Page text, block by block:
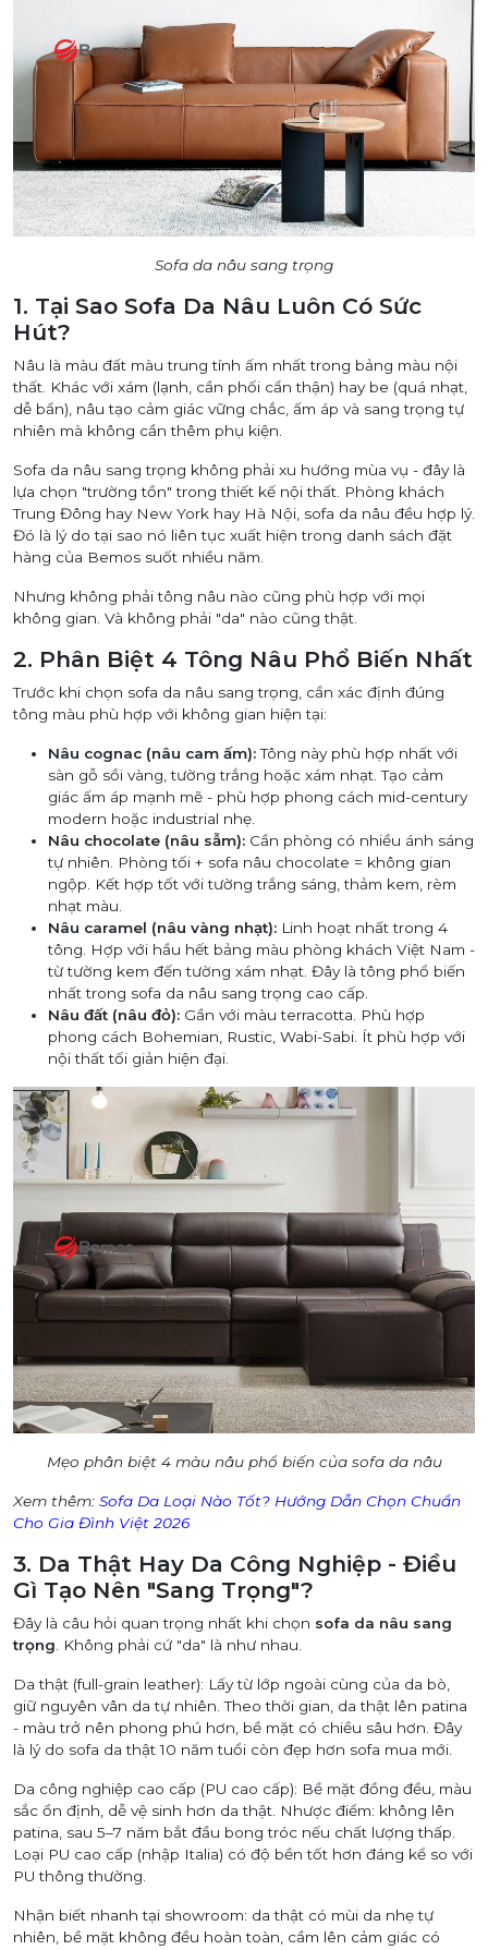
Sofa da nâu sang trọng
1. Tại Sao Sofa Da Nâu Luôn Có Sức
Hút?
Nâu là màu đất màu trung tính ấm nhất trong bảng màu nội
thất. Khác với xám (lạnh, cần phối cẩn thận) hay be (quá nhạt,
dễ bẩn), nâu tạo cảm giác vững chắc, ấm áp và sang trọng tự
nhiên mà không cần thêm phụ kiện.
Sofa da nâu sang trọng không phải xu hướng mùa vụ - đây là
lựa chọn "trường tồn" trong thiết kế nội thất. Phòng khách
Trung Đông hay New York hay Hà Nội, sofa da nâu đều hợp lý.
Đó là lý do tại sao nó liên tục xuất hiện trong danh sách đặt
hàng của Bemos suốt nhiều năm.
Nhưng không phải tông nâu nào cũng phù hợp với mọi
không gian. Và không phải "da" nào cũng thật.
2. Phân Biệt 4 Tông Nâu Phổ Biến Nhất
Trước khi chọn sofa da nâu sang trọng, cần xác định đúng
tông màu phù hợp với không gian hiện tại:
Nâu cognac (nâu cam ấm):Tông này phù hợp nhất với
sàn gỗ sồi vàng, tường trắng hoặc xám nhạt. Tạo cảm
giác ấm áp mạnh mẽ - phù hợp phong cách mid-century
modern hoặc industrial nhẹ.
Nâu chocolate (nâu sẫm): Cần phòng có nhiều ánh sáng
tự nhiên. Phòng tối + sofa nâu chocolate = không gian
ngộp. Kết hợp tốt với tường trắng sáng, thảm kem, rèm
nhạt màu.
Nâu caramel (nâu vàng nhạt): Linh hoạt nhất trong 4
tông. Hợp với hầu hết bảng màu phòng khách Việt Nam -
từ tường kem đến tường xám nhạt. Đây là tông phổ biến
nhất trong sofa da nâu sang trọng cao cấp.
Nâu đất (nâu đỏ): Gần với màu terracotta. Phù hợp
phong cách Bohemian, Rustic, Wabi-Sabi. Ít phù hợp với
nội thất tối giản hiện đại.
Mẹo phân biệt 4 màu nâu phổ biến của sofa da nâu
Xem thêm: Sofa Da Loại Nào Tốt? Hướng Dẫn Chọn Chuẩn
Cho Gia Đình Việt 2026
3. Da Thật Hay Da Công Nghiệp - Điều
Gì Tạo Nên "Sang Trọng"?
Đây là câu hỏi quan trọng nhất khi chọn sofa da nâu sang
trọng . Không phải cứ "da" là như nhau.
Da thật (full-grain leather): Lấy từ lớp ngoài cùng của da bò,
giữ nguyên vân da tự nhiên. Theo thời gian, da thật lên patina
- màu trở nên phong phú hơn, bề mặt có chiều sâu hơn. Đây
là lý do sofa da thật 10 năm tuổi còn đẹp hơn sofa mua mới.
Da công nghiệp cao cấp (PU cao cấp): Bề mặt đồng đều, màu
sắc ổn định, dễ vệ sinh hơn da thật. Nhược điểm: không lên
patina, sau 5–7 năm bắt đầu bong tróc nếu chất lượng thấp.
Loại PU cao cấp (nhập Italia) có độ bền tốt hơn đáng kể so với
PU thông thường.
Nhận biết nhanh tại showroom: da thật có mùi da nhẹ tự
nhiên, bề mặt không đều hoàn toàn, cầm lên cảm giác có